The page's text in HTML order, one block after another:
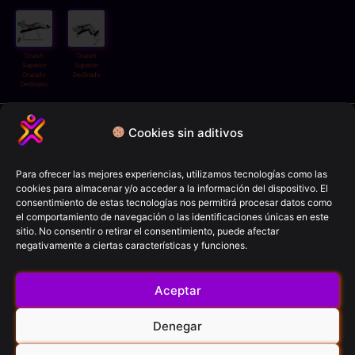
Cookies sin aditivos
Para ofrecer las mejores experiencias, utilizamos tecnologías como las
cookies para almacenar y/o acceder a la información del dispositivo. El
consentimiento de estas tecnologías nos permitirá procesar datos como
el comportamiento de navegación o las identificaciones únicas en este
sitio. No consentir o retirar el consentimiento, puede afectar
negativamente a ciertas características y funciones.
Aceptar
Denegar
Crunch
Superior
Cruzado
Declinado
Crunch
Superior
Declinado
Política de cookies
Aviso Legal
FitCron (2026)
Contacto